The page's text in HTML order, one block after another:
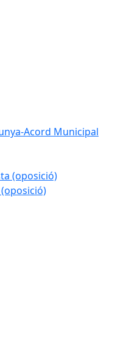
Acord Municipal
(oposició)